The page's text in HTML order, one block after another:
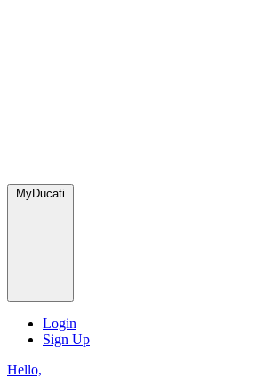
MyDucati
Login
Sign Up
Hello,